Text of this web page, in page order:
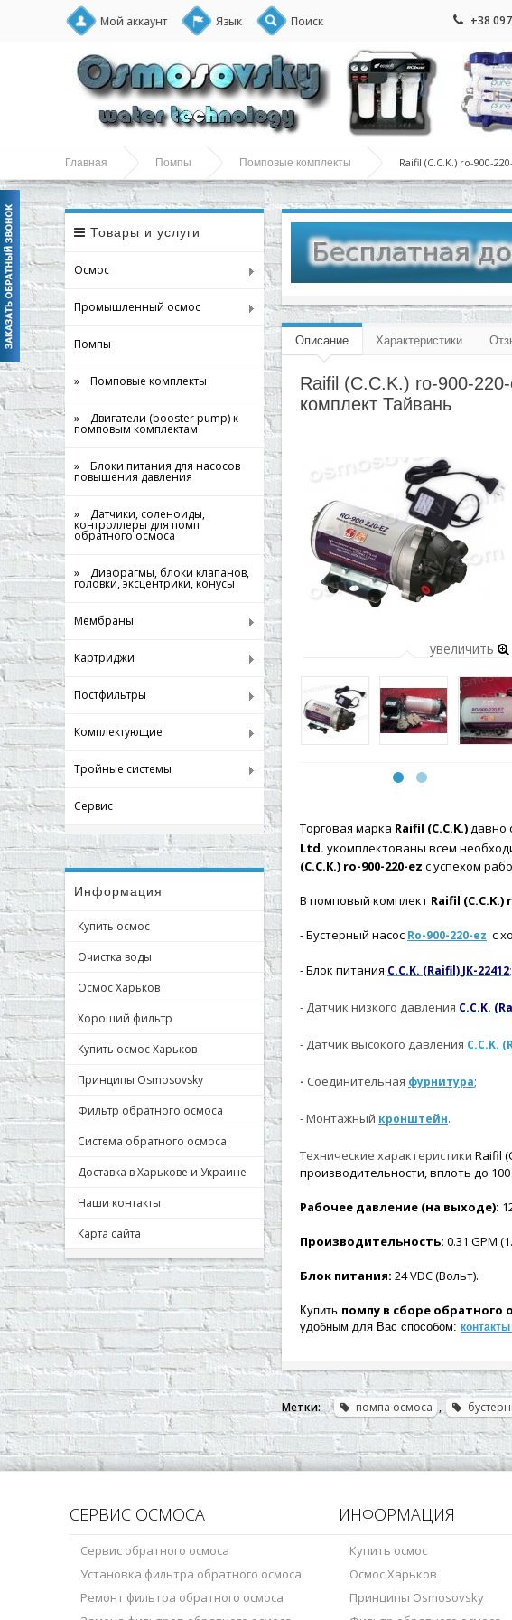
Мой аккаунт Язык Поиск +38
Главная Помпы Помповые комплекты Raifil (C.C.K.) ro-900-
Товары и услуги
Осмос
Промышленный осмос
Помпы
» Помповые комплекты
» Двигатели (booster pump) к
помповым комплектам
» Блоки питания для насосов
повышения давления
» Датчики, соленоиды,
контроллеры для помп
обратного осмоса
» Диафрагмы, блоки клапанов,
головки, эксцентрики, конусы
Мембраны
Картриджи
Постфильтры
Комплектующие
Тройные системы
Сервис
Информация
Купить осмос
Очистка воды
Осмос Харьков
Хороший фильтр
Купить осмос Харьков
Принципы Osmosovsky
Фильтр обратного осмоса
Система обратного осмоса
Доставка в Харькове и Украине
Наши контакты
Карта сайта
Описание Характеристики
Raifil (C.C.K.) ro-900-
комплект Тайвань
увеличить
Торговая марка Raifil (C.C.K.)давно
Ltd. укомплектованы всем
(C.C.K.) ro-900-220-ez с успехом
В помповый комплект Raifil (C.C.K.)
- Бустерный насос Ro-900-220-ez с
- Блок питания C.C.K. (Raifil) JK-22412;
- Датчик низкого давления C.C.K.
- Датчик высокого давления C.C.K.
- Соединительная фурнитура;
- Монтажный кронштейн.
Технические характеристики Raifil
производительности, вплоть до 100
Рабочее давление (на выходе):
Производительность: 0.31 GPM
Блок питания: 24 VDC (Вольт).
Купить помпу в сборе обратного
удобным для Вас способом:
Метки: помпа осмоса ,
СЕРВИС ОСМОСА
Сервис обратного осмоса
Установка фильтра обратного осмоса
Ремонт фильтра обратного осмоса
ИНФОРМАЦИЯ
Купить осмос
Осмос Харьков
Принципы Osmosovsky